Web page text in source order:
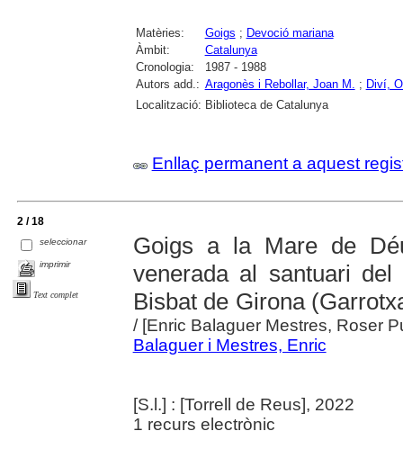
Matèries: Goigs ; Devoció mariana
Àmbit:
Catalunya
Cronologia:
1987 - 1988
Autors add.: Aragonès i Rebollar, Joan M. ; Diví,
Localització: Biblioteca de Catalunya
Enllaç permanent a aquest
2 / 18
seleccionar
imprimir
Text complet
Goigs a la Mare de
venerada al santuari
Bisbat de Girona
/ [Enric Balaguer Mestres, Roser
Balaguer i Mestres, Enric
[S.l.] : [Torrell de Reus], 2022
1 recurs electrònic